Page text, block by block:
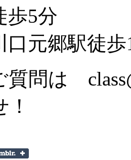
歩5分
口元郷駅徒歩
質問は